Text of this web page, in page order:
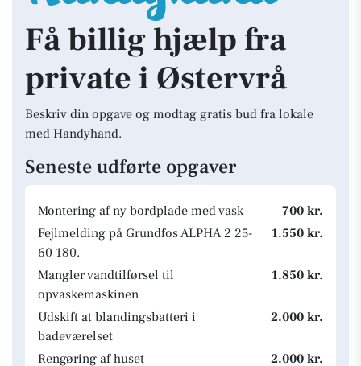
Få billig hjælp fra
private i Østervrå
Beskriv din opgave og modtag gratis bud fra lokale
med Handyhand.
Seneste udførte opgaver
Montering af ny bordplade med vask
700 kr.
Fejlmelding på Grundfos ALPHA 2 25-
60 180.
1.550 kr.
Mangler vandtilførsel til
opvaskemaskinen
1.850 kr.
Udskift at blandingsbatteri i
badeværelset
2.000 kr.
Rengøring af huset 2.000 kr.